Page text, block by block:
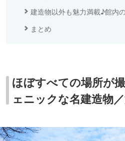
建造物以外も魅力満載♪館内
まとめ
ほぼすべての場所が
ェニックな名建造物